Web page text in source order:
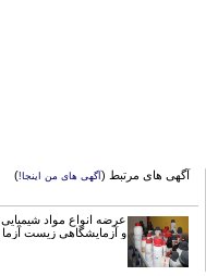
آگهی های مرتبط (آگهی های من اینجا!)
عرضه انواع مواد شیمیایی
و آزمایشگاهی زیست آزما